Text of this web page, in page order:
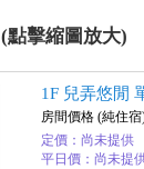
(點擊縮圖放大)
1F 兒弄悠閒
房間價格 (純住宿
定價：尚未提供
平日價：尚未提